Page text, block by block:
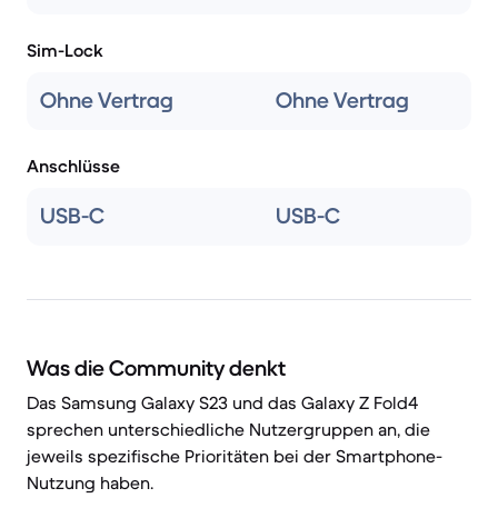
Sim-Lock
Ohne Vertrag Ohne Vertrag
Anschlüsse
USB-C USB-C
Was die Community denkt
Das Samsung Galaxy S23 und das Galaxy Z Fold4
sprechen unterschiedliche Nutzergruppen an, die
jeweils spezifische Prioritäten bei der Smartphone-
Nutzung haben.